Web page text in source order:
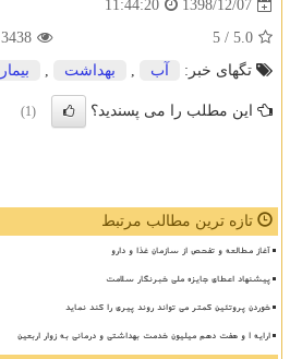
1398/12/07
11:44:20
5.0
/ 5
3438
تگهای خبر:
آب , بهداشت , بیمار
این مطلب را می پسندید؟ (1)
تازه ترین مطالب مرتبط
آغاز مطالعه و تفحص از سازمان غذا و دارو
پیشنهاد اعطای جایزه ملی خبرنگار سلامت
خوردن پروتئین کمتر می تواند روند پیری را کند نماید
ارایه ۱ و هفت دهم میلیون خدمت بهداشتی و درمانی به زوار اربعین